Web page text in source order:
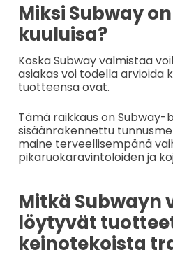
Miksi Subway
kuuluisa?
Koska Subway valmistaa
asiakas voi todella arvioida
tuotteensa ovat.
Tämä raikkaus on Subway-
sisäänrakennettu
maine terveellisempänä
pikaruokaravintoloiden ja
Mitkä Subwayn
löytyvät
keinotekoista